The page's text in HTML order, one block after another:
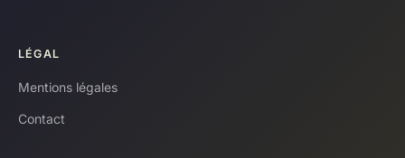
LÉGAL
Mentions légales
Contact